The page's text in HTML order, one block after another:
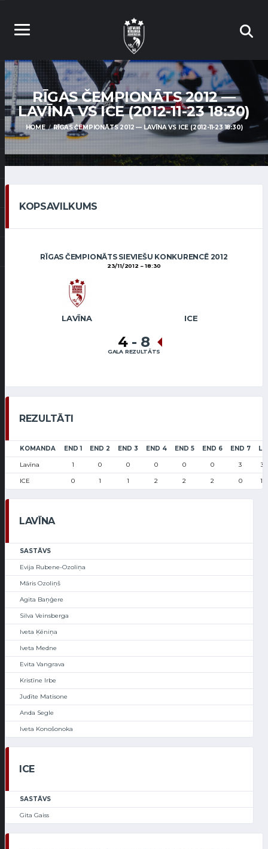
RĪGAS ČEMPIONĀTS 2012 —
LAVĪNA VS ICE (2012-11-23 18:30)
HOME RĪGAS ČEMPIONĀTS 2012 — LAVĪNA VS ICE (2012-11-23 18:30)
KOPSAVILKUMS
RĪGAS ČEMPIONĀTS SIEVIEŠU KONKURENCĒ 2012
23/11/2012 18:30
LAVĪNA ICE
4 - 8
GALA REZULTĀTS
REZULTĀTI
KOMANDA END 1 END 2 END 3 END 4 END 5 END 6 END 7
Lavīna 1 0 0 0 0 0 3
ICE 0 1 1 2 2 2 0
LAVĪNA
SASTĀVS
Evija Rubene-Ozoliņa
Māris Ozoliņš
Agita Baņģere
Silva Veinsberga
Iveta Ķēniņa
Iveta Medne
Evita Vangrava
Kristīne Irbe
Judīte Matisone
Anda Segle
Iveta Konošonoka
ICE
SASTĀVS
Gita Gaiss